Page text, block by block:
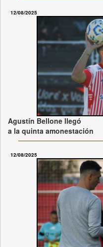
12/08/2025
Agustín Bellone llegó
a la quinta amonestación
12/08/2025